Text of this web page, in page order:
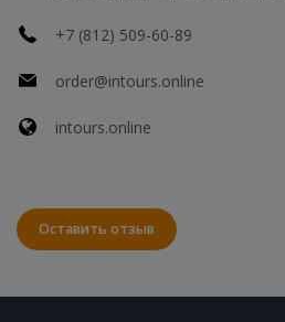
+7 (812) 509-60-89
order@intours.online
intours.online
Оставить отзыв